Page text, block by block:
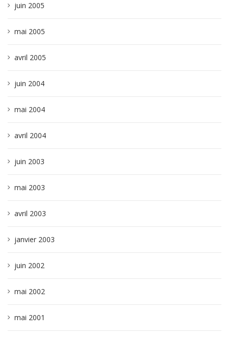
juin 2005
mai 2005
avril 2005
juin 2004
mai 2004
avril 2004
juin 2003
mai 2003
avril 2003
janvier 2003
juin 2002
mai 2002
mai 2001